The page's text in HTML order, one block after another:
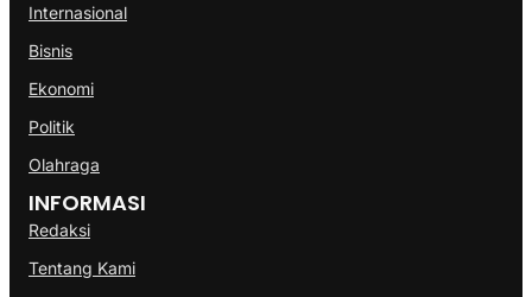
Internasional
Bisnis
Ekonomi
Politik
Olahraga
INFORMASI
Redaksi
Tentang Kami